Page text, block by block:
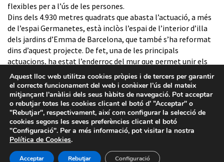
flexibles per a l’ús de les persones.
Dins dels 4.930 metres quadrats que abasta l’actuació, a més
de l’espai Germanetes, està inclòs l’espai de l’interior d’illa
dels jardins d’Emma de Barcelona, que també s’ha reformat
dins d’aquest projecte. De fet, una de les principals
actuacions, ha estat l’enderroc del mur que permet unir els
dos espais sense cap mena d’obstacle entre ells.
Avís legal-Política de privacitat
Sistema intern d’informació- Barcelona d'Infraestructures
Aquest lloc web utilitza cookies pròpies i de tercers per garantir
el correcte funcionament del web i conèixer l’ús del mateix
mitjançant l'anàlisi dels seus hàbits de navegació. Pot acceptar
o rebutjar totes les cookies clicant el botó d’ ”Acceptar" o
"Rebutjar", respectivament, així com configurar la selecció de
cookies segons les seves preferències clicant el botó
"Configuració". Per a més informació, pot visitar la nostra
Política de Cookies.
Acceptar Rebutjar Configuració